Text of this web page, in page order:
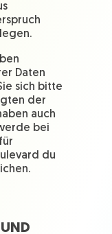
Daten
sich bitte
der
auch
bei
du